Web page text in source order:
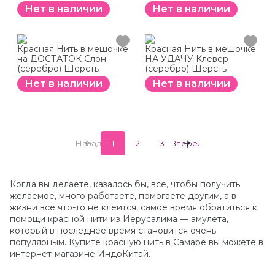
Нет в наличии Нет в наличии
Красная Нить в мешочке
на ДОСТАТОК Слон
(серебро) Шерсть
Нет в наличии
Красная Нить в мешочке
НА УДАЧУ Клевер
(серебро) Шерсть
Нет в наличии
Назад 1 2 3 Вперед
Когда вы делаете, казалось бы, все, чтобы получить
желаемое, много работаете, помогаете другим, а в
жизни все что-то не клеится, самое время обратиться к
помощи красной нити из Иерусалима — амулета,
который в последнее время становится очень
популярным. Купите красную нить в Самаре вы можете в
интернет-магазине ИндоКитай.